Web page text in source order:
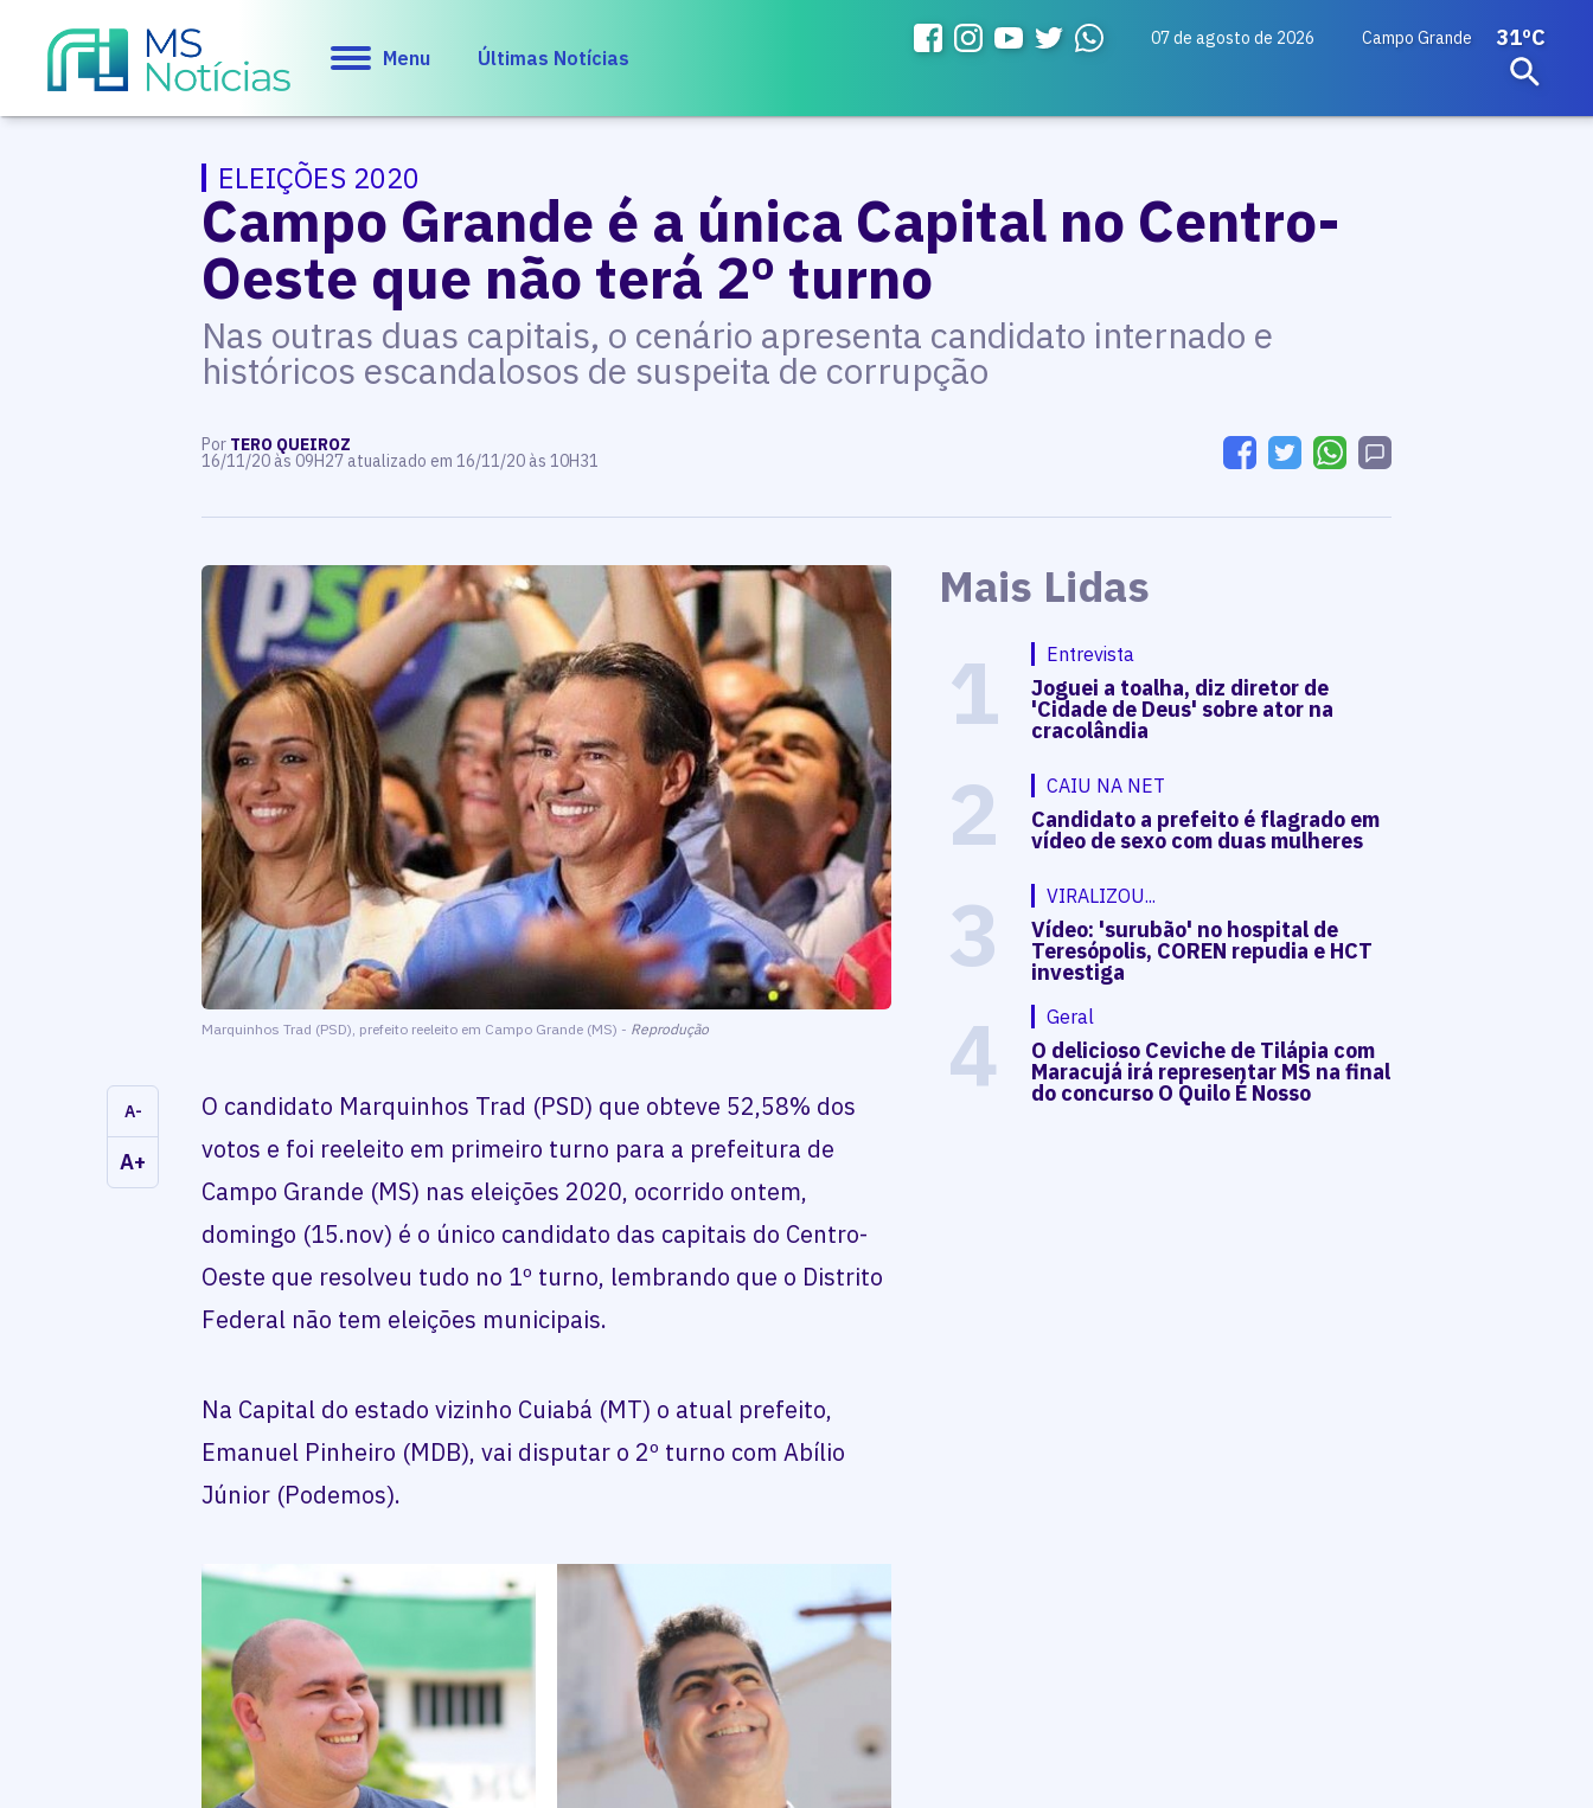
Menu Últimas Notícias
07 de agosto de 2026 Campo Grande 31ºC
ELEIÇÕES 2020
Campo Grande é a única Capital no Centro-
Oeste que não terá 2º turno
Nas outras duas capitais, o cenário apresenta candidato internado e
históricos escandalosos de suspeita de corrupção
Por TERO QUEIROZ
16/11/20 às 09H27 atualizado em 16/11/20 às 10H31
Marquinhos Trad (PSD), prefeito reeleito em Campo Grande (MS) - Reprodução
A-
A+
O candidato Marquinhos Trad (PSD) que obteve 52,58% dos
votos e foi reeleito em primeiro turno para a prefeitura de
Campo Grande (MS) nas eleições 2020, ocorrido ontem,
domingo (15.nov) é o único candidato das capitais do Centro-
Oeste que resolveu tudo no 1º turno, lembrando que o Distrito
Federal não tem eleições municipais.
Na Capital do estado vizinho Cuiabá (MT) o atual prefeito,
Emanuel Pinheiro (MDB), vai disputar o 2º turno com Abílio
Júnior (Podemos).
Mais Lidas
1 Entrevista
Joguei a toalha, diz diretor de
'Cidade de Deus' sobre ator na
cracolândia
2 CAIU NA NET
Candidato a prefeito é flagrado em
vídeo de sexo com duas mulheres
3 VIRALIZOU...
Vídeo: 'surubão' no hospital de
Teresópolis, COREN repudia e HCT
investiga
4 Geral
O delicioso Ceviche de Tilápia com
Maracujá irá representar MS na final
do concurso O Quilo É Nosso